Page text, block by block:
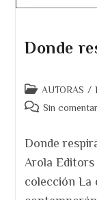
Donde
Categoría
de
AUTORAS /
Comentarios
entrada:
Sin
Donde
Arola Editors
colección La